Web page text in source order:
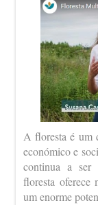
A floresta é um
económico e
continua a ser
floresta oferece
um enorme